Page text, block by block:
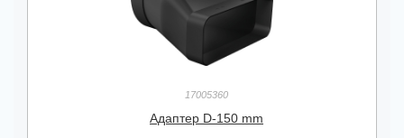
17005360
Адаптер D-150 mm